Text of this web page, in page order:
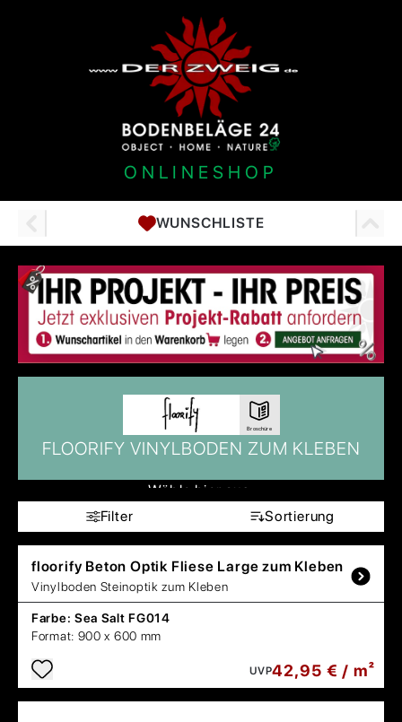
ONLINESHOP
WUNSCHLISTE
Broschüre
FLOORIFY VINYLBODEN ZUM KLEBEN
Wähle hier aus:
Filter
Sortierung
floorify Beton Optik Fliese Large zum Kleben
Vinylboden Steinoptik zum Kleben
Farbe: Sea Salt FG014
Format: 900 x 600 mm
UVP42,95 € / m²